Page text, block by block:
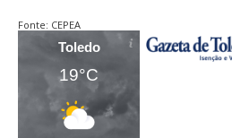
Fonte: CEPEA
Toledo
19°C